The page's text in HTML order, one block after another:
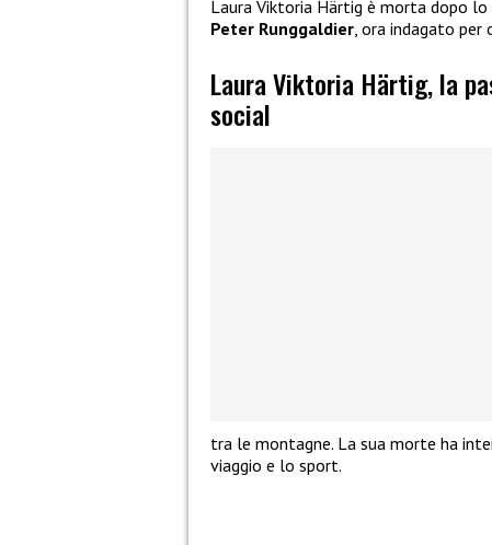
Laura Viktoria Härtig è morta dopo
Peter Runggaldier, ora indagato per
Laura Viktoria Härtig, la
social
tra le montagne. La sua morte ha
viaggio e lo sport.